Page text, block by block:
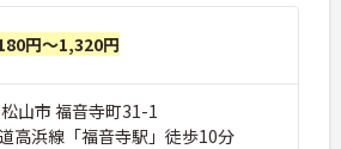
円～1,320円
山市 福音寺町31-1
高浜線「福音寺駅」徒歩10分